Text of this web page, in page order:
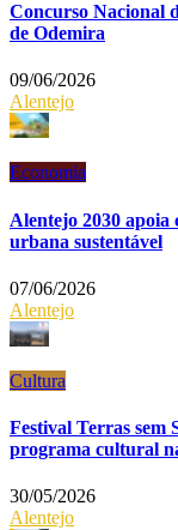
Concurso Nacional
de Odemira
09/06/2026
Alentejo
Economia
Alentejo 2030 apoia
urbana sustentável
07/06/2026
Alentejo
Cultura
Festival Terras sem
programa cultural
30/05/2026
Alentejo